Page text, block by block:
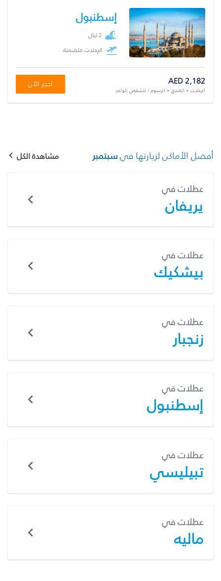
إسطنبول
2 ليال
الرحلات متضمنة
AED 2,182
الرحلات + الفندق + الرسوم / للشخص الواحد
احجز الآن
أفضل الأماكن لزيارتها فيسبتمبر مشاهدة الكل
عطلات في
يريفان
عطلات في
بيشكيك
عطلات في
زنجبار
عطلات في
إسطنبول
عطلات في
تبيليسي
عطلات في
ماليه